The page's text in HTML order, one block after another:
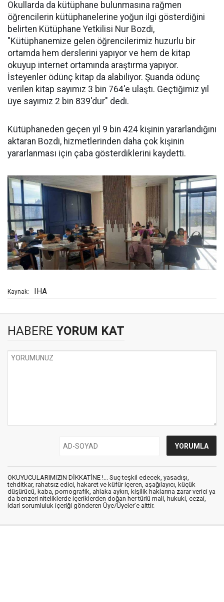
Okullarda da kütüphane bulunmasına rağmen
öğrencilerin kütüphanelerine yoğun ilgi gösterdiğini
belirten Kütüphane Yetkilisi Nur Bozdi,
"Kütüphanemize gelen öğrencilerimiz huzurlu bir
ortamda hem derslerini yapıyor ve hem de kitap
okuyup internet ortamında araştırma yapıyor.
İsteyenler ödünç kitap da alabiliyor. Şuanda ödünç
verilen kitap sayımız 3 bin 764'e ulaştı. Geçtiğimiz yıl
üye sayımız 2 bin 839'dur" dedi.
Kütüphaneden geçen yıl 9 bin 424 kişinin yararlandığını
aktaran Bozdi, hizmetlerinden daha çok kişinin
yararlanması için çaba gösterdiklerini kaydetti.
Kaynak: IHA
HABERE YORUM KAT
OKUYUCULARIMIZIN DİKKATİNE !... Suç teşkil edecek, yasadışı,
tehditkar, rahatsız edici, hakaret ve küfür içeren, aşağılayıcı, küçük
düşürücü, kaba, pornografik, ahlaka aykırı, kişilik haklarına zarar verici ya
da benzeri niteliklerde içeriklerden doğan her türlü mali, hukuki, cezai,
idari sorumluluk içeriği gönderen Üye/Üyeler’e aittir.